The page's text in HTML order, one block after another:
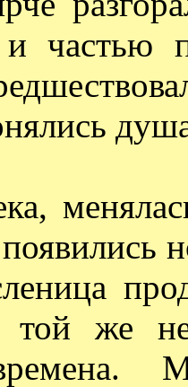
частью
появились
той же